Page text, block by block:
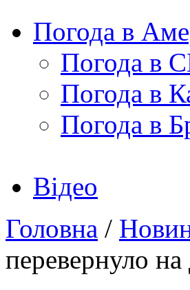
Погода в
Погода в
Погода в
Погода в
Відео
Головна /
перевернуло